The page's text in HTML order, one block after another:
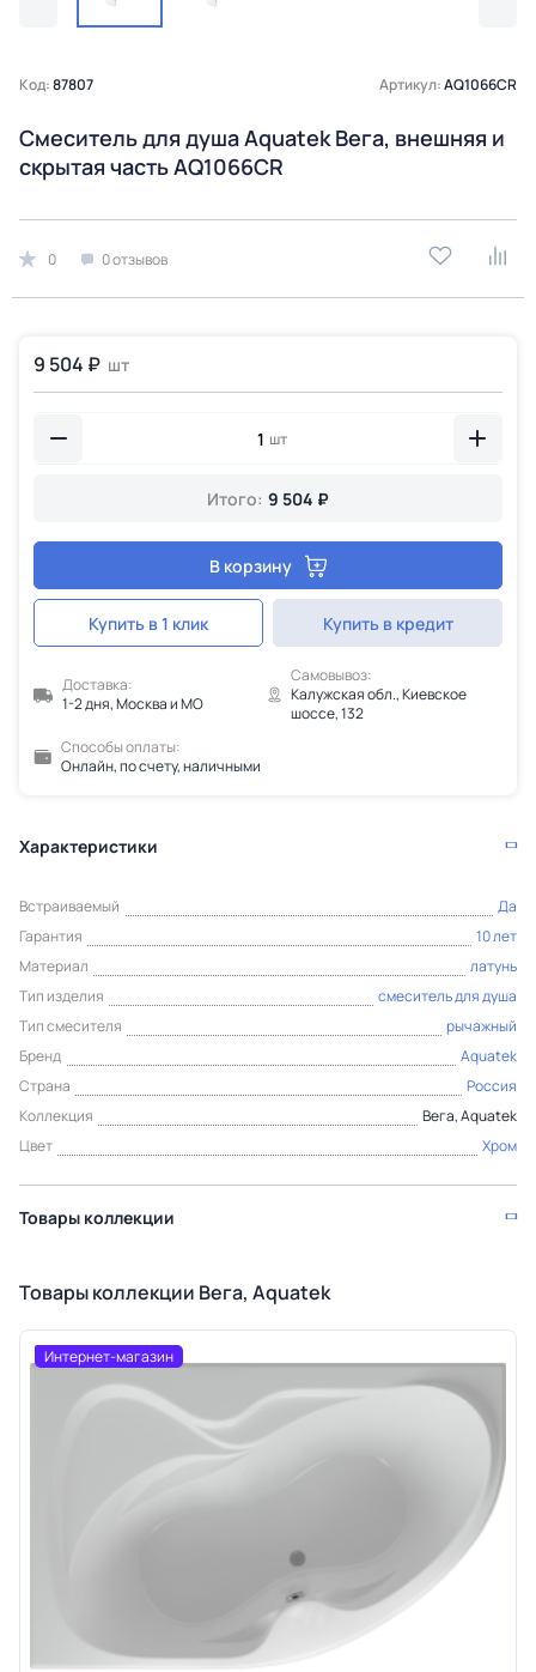
Код:87807 Артикул:AQ1066CR
Смеситель для душа Aquatek Вега, внешняя и
скрытая часть AQ1066CR
0 0 отзывов
9 504 ₽ шт
шт
Итого: 9 504 ₽
В корзину
Купить в 1 клик Купить в кредит
Доставка:
1-2 дня, Москва и МО
Самовывоз:
Калужская обл., Киевское
шоссе, 132
Способы оплаты:
Онлайн, по счету, наличными
Характеристики
Встраиваемый
Да
Гарантия
10 лет
Материал
латунь
Тип изделия
смеситель для душа
Тип смесителя
рычажный
Бренд
Aquatek
Страна
Россия
Коллекция
Вега, Aquatek
Цвет
Хром
Товары коллекции
Товары коллекции Вега, Aquatek
Интернет-магазин